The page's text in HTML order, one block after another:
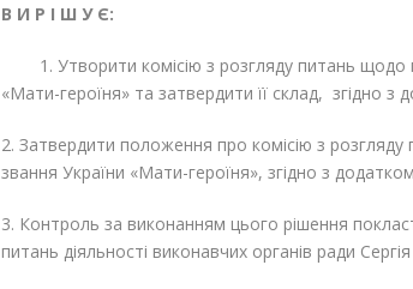
В И Р І Ш У Є:
1. Утворити комісію з розгляду питань щодо
«Мати-героїня» та затвердити її склад, згідно з
2. Затвердити положення про комісію з
звання України «Мати-героїня», згідно з
3. Контроль за виконанням цього рішення
питань діяльності виконавчих органів ради